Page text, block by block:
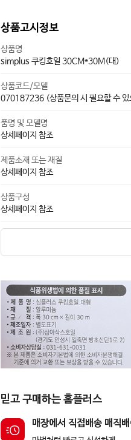
상품고시정보
상품명
simplus 쿠킹호일 30CM*30M(대)
상품코드/모델
070187236 (상품문의 시 필요할 수 있
품명 및 모델명
상세페이지 참조
제품소재 또는 재질
상세페이지 참조
상품구성
상세페이지 참조
믿고 구매하는 홈플러스
매장에서 직접배송 매직